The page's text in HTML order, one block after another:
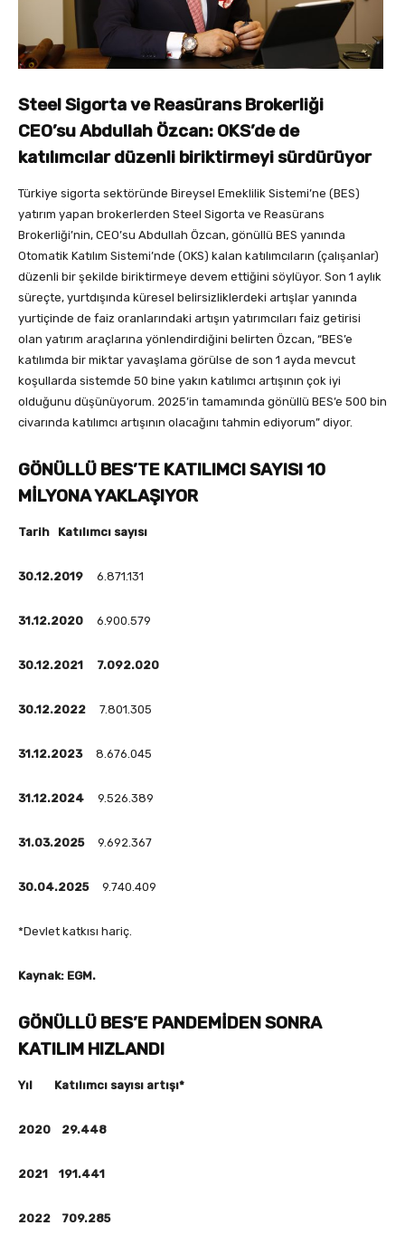
Steel Sigorta ve Reasürans Brokerliği
CEO’su Abdullah Özcan: OKS’de de
katılımcılar düzenli biriktirmeyi sürdürüyor
Türkiye sigorta sektöründe Bireysel Emeklilik Sistemi’ne (BES)
yatırım yapan brokerlerden Steel Sigorta ve Reasürans
Brokerliği’nin, CEO’su Abdullah Özcan, gönüllü BES yanında
Otomatik Katılım Sistemi’nde (OKS) kalan katılımcıların (çalışanlar)
düzenli bir şekilde biriktirmeye devem ettiğini söylüyor. Son 1 aylık
süreçte, yurtdışında küresel belirsizliklerdeki artışlar yanında
yurtiçinde de faiz oranlarındaki artışın yatırımcıları faiz getirisi
olan yatırım araçlarına yönlendirdiğini belirten Özcan, “BES’e
katılımda bir miktar yavaşlama görülse de son 1 ayda mevcut
koşullarda sistemde 50 bine yakın katılımcı artışının çok iyi
olduğunu düşünüyorum. 2025’in tamamında gönüllü BES’e 500 bin
civarında katılımcı artışının olacağını tahmin ediyorum” diyor.
GÖNÜLLÜ BES’TE KATILIMCISAYISI 10
MİLYONA YAKLAŞIYOR
Tarih Katılımcı sayısı
30.12.2019 6.871.131
31.12.2020 6.900.579
30.12.2021 7.092.020
30.12.2022 7.801.305
31.12.20238.676.045
31.12.2024 9.526.389
31.03.2025 9.692.367
30.04.20259.740.409
*Devlet katkısı hariç.
Kaynak: EGM.
GÖNÜLLÜ BES’E PANDEMİDENSONRA
KATILIM HIZLANDI
Yıl Katılımcı sayısı artışı*
2020 29.448
2021 191.441
2022 709.285